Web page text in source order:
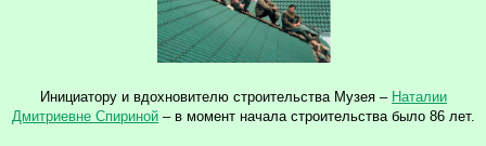
Инициатору и вдохновителю строительства Музея – Наталии
Дмитриевне Спириной – в момент начала строительства было 86 лет.